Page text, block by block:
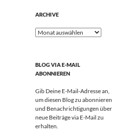
ARCHIVE
Archive
BLOG VIA E-MAIL
ABONNIEREN
Gib Deine E-Mail-Adresse an,
um diesen Blog zu abonnieren
und Benachrichtigungen über
neue Beiträge via E-Mail zu
erhalten.